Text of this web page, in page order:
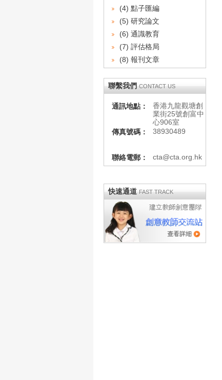
(4) 點子匯編
(5) 研究論文
(6) 通識教育
(7) 評估格局
(8) 報刊文章
聯繫我們 CONTACT US
通訊地點：
香港九龍觀塘創
業街25號創富中
心906室
傳真號碼： 38930489
聯絡電郵： cta@cta.org.hk
快速通道 FAST TRACK